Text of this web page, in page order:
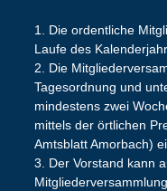
1. Die ordentliche
Laufe des
2. Die
Tagesordnung und
mindestens zwei
mittels der örtlichen
Amtsblatt Amorbach)
3. Der Vorstand kann